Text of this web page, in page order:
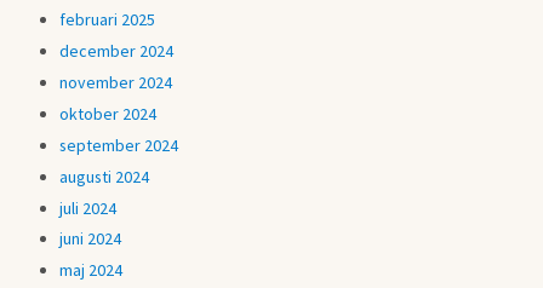
februari 2025
december 2024
november 2024
oktober 2024
september 2024
augusti 2024
juli 2024
juni 2024
maj 2024